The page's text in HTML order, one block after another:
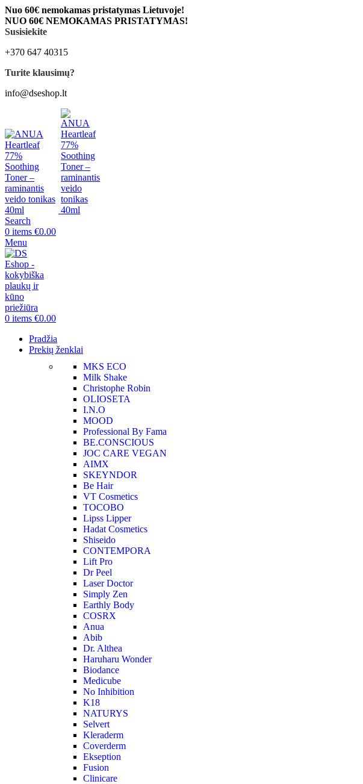
Nuo 60€ nemokamas pristatymas Lietuvoje!
NUO 60€ NEMOKAMAS PRISTATYMAS!
Susisiekite
+370 647 40315
Turite klausimų?
info@dseshop.lt
Search
0 items €0.00
Menu
0 items €0.00
Pradžia
Prekių ženklai
MKS ECO
Milk Shake
Christophe Robin
OLIOSETA
I.N.O
MOOD
Professional By Fama
BE.CONSCIOUS
JOC CARE VEGAN
AIMX
SKEYNDOR
Be Hair
VT Cosmetics
TOCOBO
Lipss Lipper
Hadat Cosmetics
Shiseido
CONTEMPORA
Lift Pro
Dr Peel
Laser Doctor
Simply Zen
Earthly Body
COSRX
Anua
Abib
Dr. Althea
Haruharu Wonder
Biodance
Medicube
No Inhibition
K18
NATURYS
Selvert
Kleraderm
Coverderm
Ekseption
Fusion
Clinicare